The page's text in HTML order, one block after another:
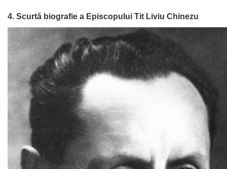
4. Scurtă biografie a Episcopului Tit Liviu Chinezu